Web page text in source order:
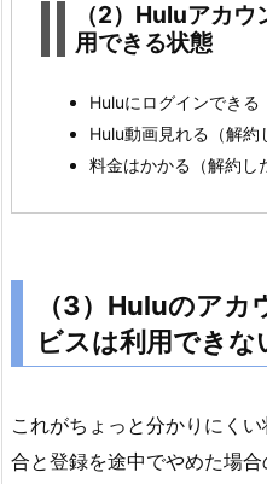
報？…
大
め
と
が
（2）Huluアカ
用できる状態
Huluにログインできる
Hulu動画見れる（解約
料金はかかる（解約し
（3）Huluのアカ
ビスは利用できな
これがちょっと分かりにく
合と登録を途中でやめた場